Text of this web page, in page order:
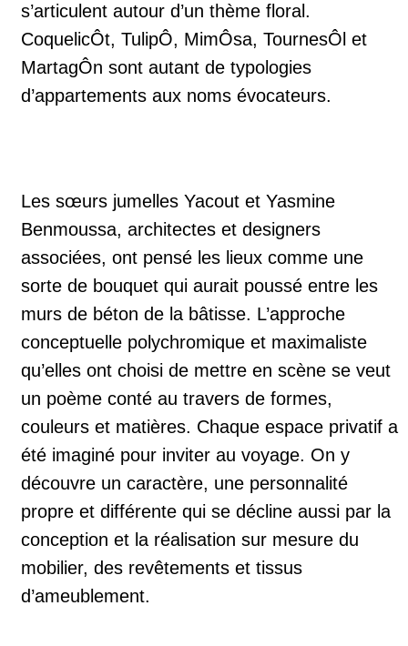
s’articulent autour d’un thème floral.
CoquelicÔt, TulipÔ, MimÔsa, TournesÔl et
MartagÔn sont autant de typologies
d’appartements aux noms évocateurs.
Les sœurs jumelles Yacout et Yasmine
Benmoussa, architectes et designers
associées, ont pensé les lieux comme une
sorte de bouquet qui aurait poussé entre les
murs de béton de la bâtisse. L’approche
conceptuelle polychromique et maximaliste
qu’elles ont choisi de mettre en scène se veut
un poème conté au travers de formes,
couleurs et matières. Chaque espace privatif a
été imaginé pour inviter au voyage. On y
découvre un caractère, une personnalité
propre et différente qui se décline aussi par la
conception et la réalisation sur mesure du
mobilier, des revêtements et tissus
d’ameublement.